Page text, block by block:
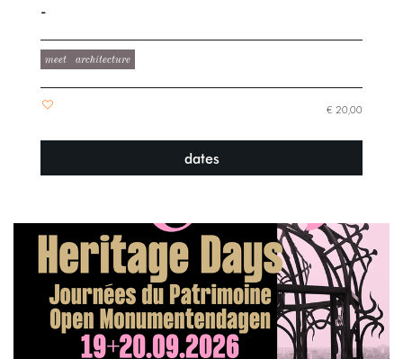
-
meet architecture
€ 20,00
dates